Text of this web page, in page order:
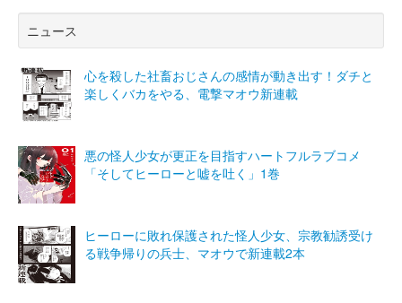
ニュース
心を殺した社畜おじさんの感情が動き出す！ダチと
楽しくバカをやる、電撃マオウ新連載
悪の怪人少女が更正を目指すハートフルラブコメ
「そしてヒーローと嘘を吐く」1巻
ヒーローに敗れ保護された怪人少女、宗教勧誘受け
る戦争帰りの兵士、マオウで新連載2本